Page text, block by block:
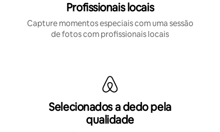
Profissionais locais
Capture momentos especiais com uma sessão
de fotos com profissionais locais
Selecionados a dedo pela
qualidade